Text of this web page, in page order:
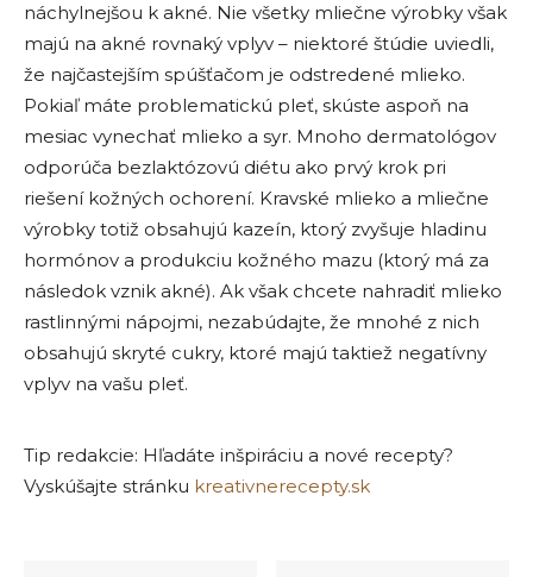
náchylnejšou k akné. Nie všetky mliečne výrobky však
majú na akné rovnaký vplyv – niektoré štúdie uviedli,
že najčastejším spúšťačom je odstredené mlieko.
Pokiaľ máte problematickú pleť, skúste aspoň na
mesiac vynechať mlieko a syr. Mnoho dermatológov
odporúča bezlaktózovú diétu ako prvý krok pri
riešení kožných ochorení. Kravské mlieko a mliečne
výrobky totiž obsahujú kazeín, ktorý zvyšuje hladinu
hormónov a produkciu kožného mazu (ktorý má za
následok vznik akné). Ak však chcete nahradiť mlieko
rastlinnými nápojmi, nezabúdajte, že mnohé z nich
obsahujú skryté cukry, ktoré majú taktiež negatívny
vplyv na vašu pleť.
Tip redakcie: Hľadáte inšpiráciu a nové recepty?
Vyskúšajte stránku kreativnerecepty.sk